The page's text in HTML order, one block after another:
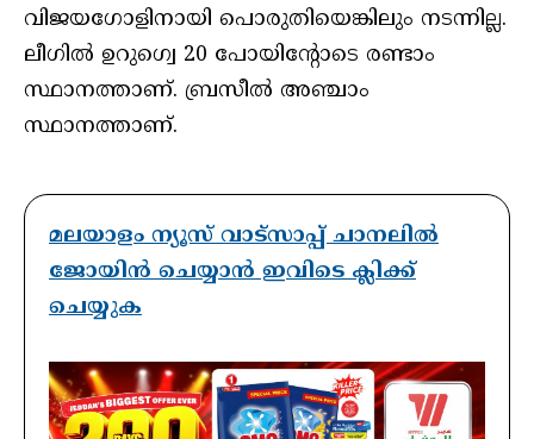
വിജയഗോളിനായി പൊരുതിയെങ്കിലും നടന്നില്ല.
ലീഗില്‍ ഉറുഗ്വെ 20 പോയിന്റോടെ രണ്ടാം
സ്ഥാനത്താണ്. ബ്രസീല്‍ അഞ്ചാം
സ്ഥാനത്താണ്.
മലയാളം ന്യൂസ് വാട്സാപ്പ് ചാനലിൽ
ജോയിൻ ചെയ്യാൻ ഇവിടെ ക്ലിക്ക്
ചെയ്യുക